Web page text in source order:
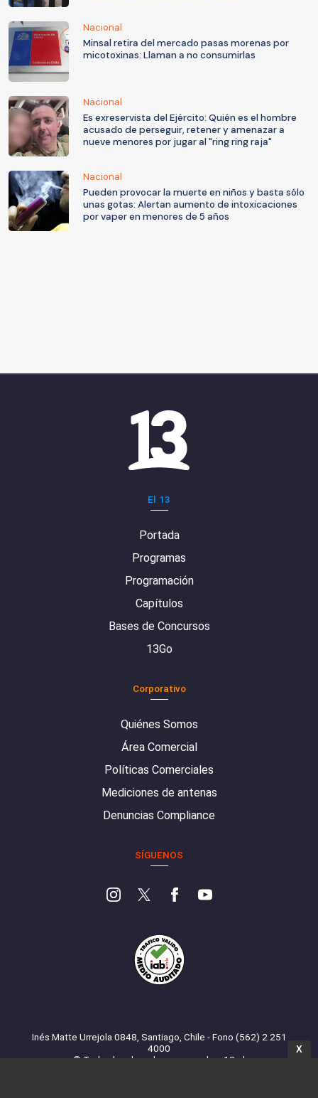
Nacional
Minsal retira del mercado pasas morenas por
micotoxinas: Llaman a no consumirlas
Nacional
Es exreservista del Ejército: Quién es el hombre
acusado de perseguir, retener y amenazar a
nueve menores por jugar al "ring ring raja"
Nacional
Pueden provocar la muerte en niños y basta sólo
unas gotas: Alertan aumento de intoxicaciones
por vaper en menores de 5 años
El 13
Portada
Programas
Programación
Capítulos
Bases de Concursos
13Go
Corporativo
Quiénes Somos
Área Comercial
Políticas Comerciales
Mediciones de antenas
Denuncias Compliance
SÍGUENOS
Inés Matte Urrejola 0848, Santiago, Chile - Fono (562) 2 251
4000
© Todos los derechos reservados. 13.cl
X